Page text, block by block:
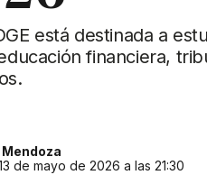
está destinada a
financiera,
de mayo de 2026 a las 21:30